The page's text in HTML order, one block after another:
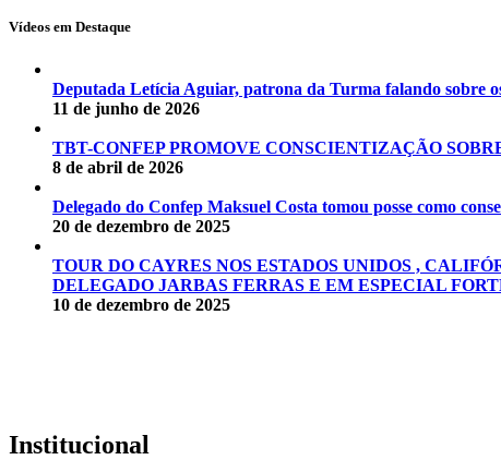
Vídeos em Destaque
Deputada Letícia Aguiar, patrona da Turma falando sobre
11 de junho de 2026
TBT-CONFEP PROMOVE CONSCIENTIZAÇÃO
8 de abril de 2026
Delegado do Confep Maksuel Costa tomou posse como
20 de dezembro de 2025
TOUR DO CAYRES NOS ESTADOS UNIDOS ,
DELEGADO JARBAS FERRAS E EM ESPECIAL
10 de dezembro de 2025
Institucional